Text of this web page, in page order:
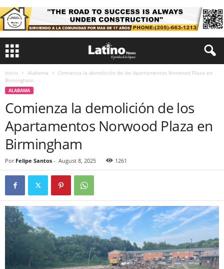
Inicio Alabama
Comienza la demolición de los Apartamentos Norwood Plaza en
Birmingham
ALABAMA
Comienza la demolición de los
Apartamentos Norwood Plaza en
Birmingham
Por Felipe Santos - August 8, 2025 1261